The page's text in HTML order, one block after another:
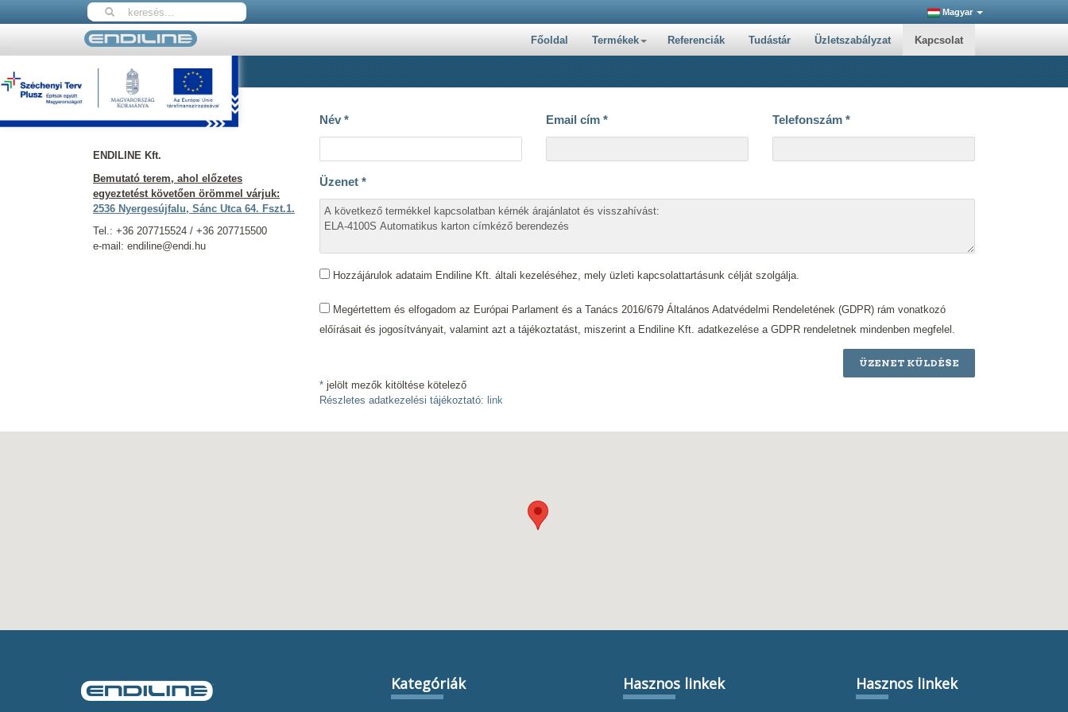
Magyar
Főoldal Termékek Referenciák Tudástár Üzletszabályzat Kapcsolat
Nyitólap Kapcsolat
Elérhetőségeink
ENDILINE Kft.
Bemutató terem, ahol előzetes
egyeztetést követően örömmel várjuk:
2536 Nyergesújfalu, Sánc Utca 64. Fszt.1.
Tel.: +36 207715524 / +36 207715500
e-mail: endiline@endi.hu
Név * Email cím * Telefonszám *
Üzenet *
Hozzájárulok adataim Endiline Kft. általi kezeléséhez, mely üzleti kapcsolattartásunk célját szolgálja.
Megértettem és elfogadom az Európai Parlament és a Tanács 2016/679 Általános Adatvédelmi Rendeletének (GDPR) rám vonatkozó
előírásait és jogosítványait, valamint azt a tájékoztatást, miszerint a Endiline Kft. adatkezelése a GDPR rendeletnek mindenben megfelel.
ÜZENET KÜLDÉSE
* jelölt mezők kitöltése kötelező
Részletes adatkezelési tájékoztató: link
Kategóriák Hasznos linkek Hasznos linkek